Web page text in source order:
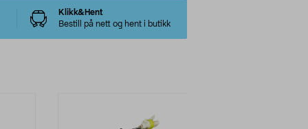
Klikk&Hent
Bestill på nett og hent i butikk